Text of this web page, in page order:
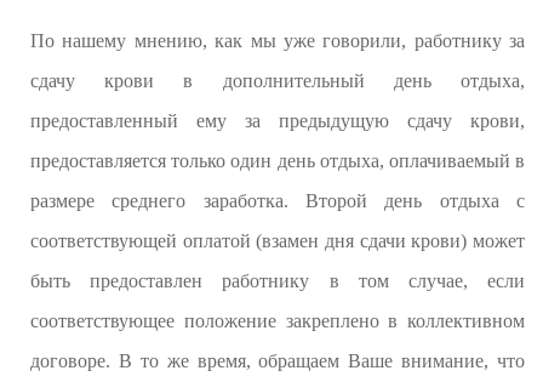
По нашему мнению, как мы уже говорили, работнику за
сдачу крови в дополнительный день отдыха,
предоставленный ему за предыдущую сдачу крови,
предоставляется только один день отдыха, оплачиваемый в
размере среднего заработка. Второй день отдыха с
соответствующей оплатой (взамен дня сдачи крови) может
быть предоставлен работнику в том случае, если
соответствующее положение закреплено в коллективном
договоре. В то же время, обращаем Ваше внимание, что